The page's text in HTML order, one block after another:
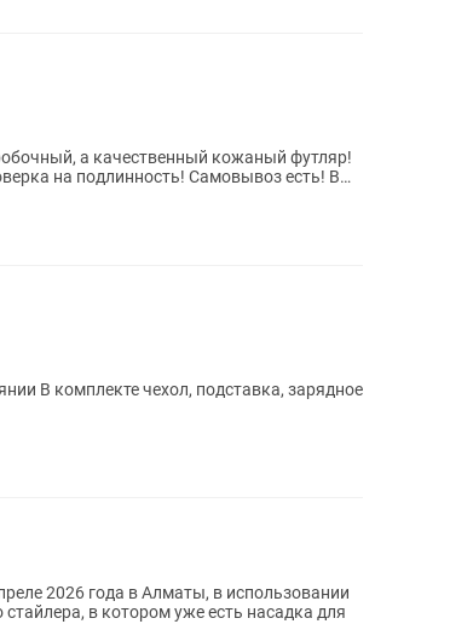
а качественный кожаный футляр!
на подлинность! Самовывоз есть! В
2026 года в Алматы, в использовании